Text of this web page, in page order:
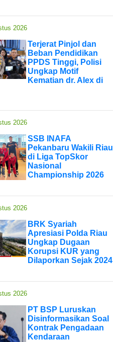
2026
Terjerat Pinjol dan
Beban Pendidikan
PPDS Tinggi, Polisi
Ungkap Motif
Kematian dr. Alex di
2026
SSB INAFA
Pekanbaru Wakili Riau
di Liga TopSkor
Nasional
Championship 2026
2026
BRK Syariah
Apresiasi Polda Riau
Ungkap Dugaan
Korupsi KUR yang
Dilaporkan Sejak 2024
2026
PT BSP Luruskan
Disinformasikan Soal
Kontrak Pengadaan
Kendaraan